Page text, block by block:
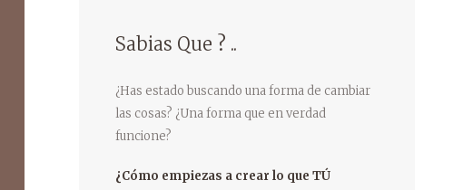
Sabias Que ? ..
¿Has estado buscando una forma de cambiar
las cosas? ¿Una forma que en verdad
funcione?
¿Cómo empiezas a crear lo que TÚ